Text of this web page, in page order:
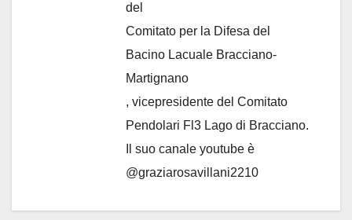
del
Comitato per la Difesa del
Bacino Lacuale Bracciano-
Martignano
, vicepresidente del Comitato
Pendolari Fl3 Lago di Bracciano.
Il suo canale youtube è
@graziarosavillani2210